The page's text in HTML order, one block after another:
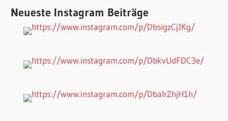
Neueste Instagram Beiträge